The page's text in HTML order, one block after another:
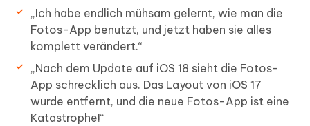
„Ich habe endlich mühsam gelernt, wie man die
Fotos-App benutzt, und jetzt haben sie alles
komplett verändert.“
„Nach dem Update auf iOS 18 sieht die Fotos-
App schrecklich aus. Das Layout von iOS 17
wurde entfernt, und die neue Fotos-App ist eine
Katastrophe!“